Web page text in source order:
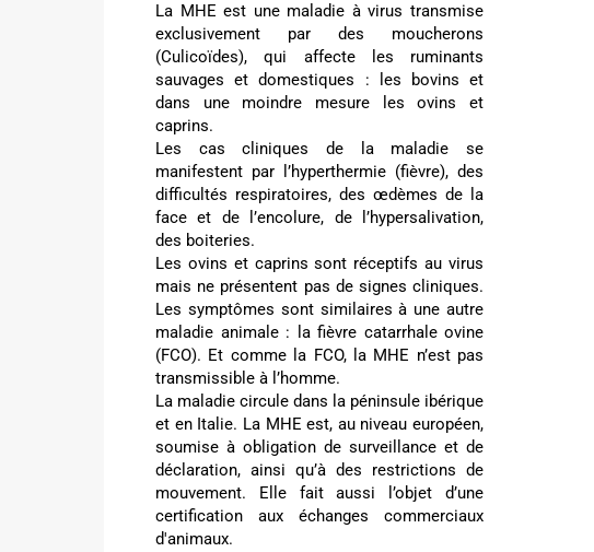
La MHE est une maladie à virus transmise
exclusivement par des moucherons
(Culicoïdes), qui affecte les ruminants
sauvages et domestiques : les bovins et
dans une moindre mesure les ovins et
caprins.
Les cas cliniques de la maladie se
manifestent par l’hyperthermie (fièvre), des
difficultés respiratoires, des œdèmes de la
face et de l’encolure, de l’hypersalivation,
des boiteries.
Les ovins et caprins sont réceptifs au virus
mais ne présentent pas de signes cliniques.
Les symptômes sont similaires à une autre
maladie animale : la fièvre catarrhale ovine
(FCO). Et comme la FCO, la MHE n’est pas
transmissible à l’homme.
La maladie circule dans la péninsule ibérique
et en Italie. La MHE est, au niveau européen,
soumise à obligation de surveillance et de
déclaration, ainsi qu’à des restrictions de
mouvement. Elle fait aussi l’objet d’une
certification aux échanges commerciaux
d'animaux.